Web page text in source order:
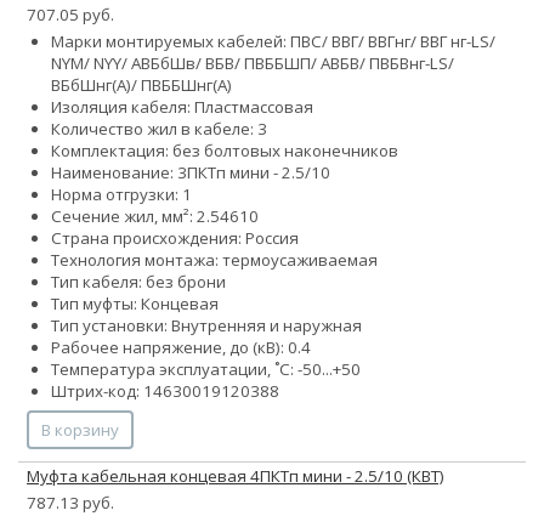
707.05 руб.
Марки монтируемых кабелей: ПВС/ ВВГ/ ВВГнг/ ВВГ нг-LS/
NYM/ NYY/ АВБбШв/ ВБВ/ ПВББШП/ АВБВ/ ПВБВнг-LS/
ВБбШнг(А)/ ПВББШнг(А)
Изоляция кабеля: Пластмассовая
Количество жил в кабеле: 3
Комплектация: без болтовых наконечников
Наименование: 3ПКТп мини - 2.5/10
Норма отгрузки: 1
Сечение жил, мм²: 2.54610
Страна происхождения: Россия
Технология монтажа: термоусаживаемая
Тип кабеля: без брони
Тип муфты: Концевая
Тип установки: Внутренняя и наружная
Рабочее напряжение, до (кВ): 0.4
Температура эксплуатации, ˚С: -50...+50
Штрих-код: 14630019120388
В корзину
Муфта кабельная концевая 4ПКТп мини - 2.5/10 (КВТ)
787.13 руб.